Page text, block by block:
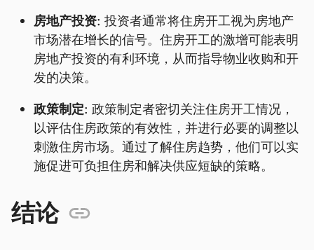
房地产投资: 投资者通常将住房开工视为房地产
市场潜在增长的信号。住房开工的激增可能表明
房地产投资的有利环境，从而指导物业收购和开
发的决策。
政策制定: 政策制定者密切关注住房开工情况，
以评估住房政策的有效性，并进行必要的调整以
刺激住房市场。通过了解住房趋势，他们可以实
施促进可负担住房和解决供应短缺的策略。
结论